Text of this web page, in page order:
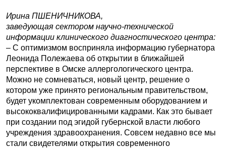
Ирина ПШЕНИЧНИКОВА,
заведующая сектором научно-технической
информации клинического диагностического центра:
– С оптимизмом восприняла информацию губернатора
Леонида Полежаева об открытии в ближайшей
перспективе в Омске аллергологического центра.
Можно не сомневаться, новый центр, решение о
котором уже принято региональным правительством,
будет укомплектован современным оборудованием и
высококвалифицированными кадрами. Как это бывает
при создании под эгидой губернской власти любого
учреждения здравоохранения. Совсем недавно все мы
стали свидетелями открытия современного